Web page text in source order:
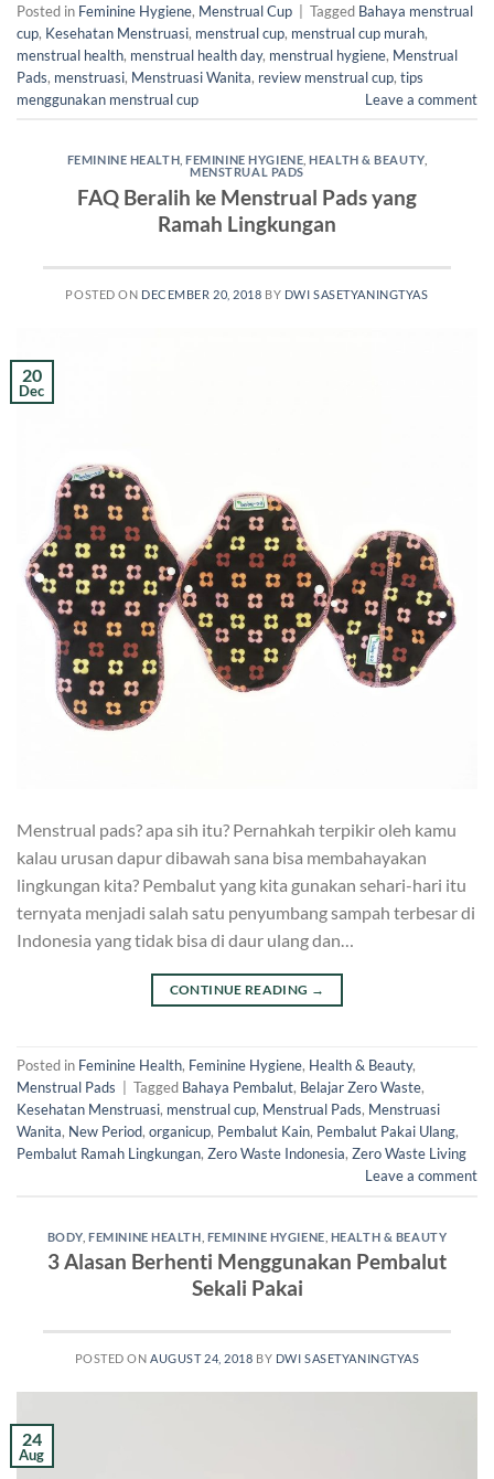
Posted in Feminine Hygiene, Menstrual Cup Tagged Bahaya menstrual
cup, Kesehatan Menstruasi, menstrual cup, menstrual cup murah,
menstrual health, menstrual health day, menstrual hygiene, Menstrual
Pads, menstruasi, Menstruasi Wanita, review menstrual cup, tips
menggunakan menstrual cup
Leave a comment
FEMININE HEALTH ,FEMININE HYGIENE ,HEALTH & BEAUTY,
MENSTRUAL PADS
FAQ Beralih ke Menstrual Pads yang
Ramah Lingkungan
POSTED ON DECEMBER 20, 2018 BY DWI SASETYANINGTYAS
20
Dec
Menstrual pads? apa sih itu? Pernahkah terpikir oleh kamu
kalau urusan dapur dibawah sana bisa membahayakan
lingkungan kita? Pembalut yang kita gunakan sehari-hari itu
ternyata menjadi salah satu penyumbang sampah terbesar di
Indonesia yang tidak bisa di daur ulang dan…
CONTINUE READING →
Posted in Feminine Health, Feminine Hygiene, Health & Beauty,
Menstrual Pads
Tagged Bahaya Pembalut, Belajar Zero Waste,
Kesehatan Menstruasi, menstrual cup, Menstrual Pads, Menstruasi
Wanita, New Period, organicup, Pembalut Kain, Pembalut Pakai Ulang,
Pembalut Ramah Lingkungan, Zero Waste Indonesia, Zero Waste Living
Leave a comment
BODY ,FEMININE HEALTH FEMININE HYGIENE HEALTH & BEAUTY
3 Alasan Berhenti Menggunakan Pembalut
Sekali Pakai
POSTED ONAUGUST 24, 2018 BY DWI SASETYANINGTYAS
24
Aug